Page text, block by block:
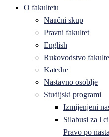
O fakultetu
Naučni skup
Pravni fakultet
English
Rukovodstvo
Katedre
Nastavno osoblje
Studijski programi
Izmijenjeni
Silabusi za l
Pravo po